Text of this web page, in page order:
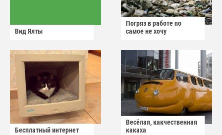
Вид Ялты
Погряз в работе по
самое не хочу
Бесплатный интернет
Весёлая, какчественная
какаха